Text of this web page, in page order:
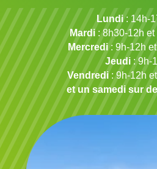
Lundi: 14h-
Mardi: 8h30-12h et
Mercredi: 9h-12h
Jeudi : 9h-
Vendredi: 9h-12h
et un samedi sur